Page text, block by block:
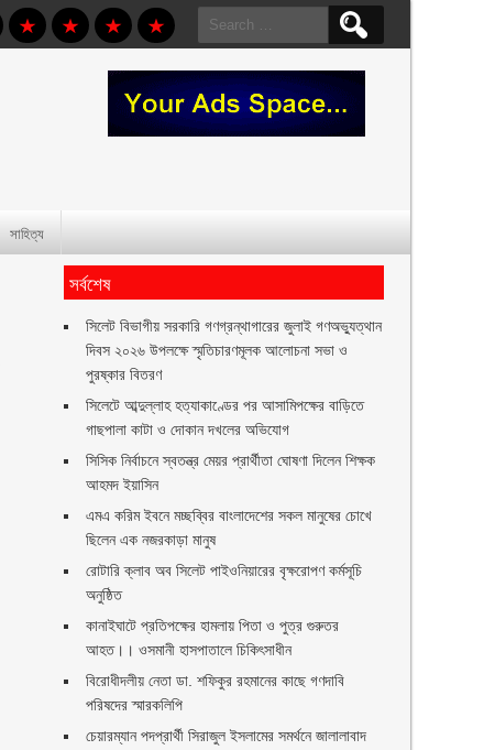
Search
for:
সাহিত্য
সর্বশেষ
সিলেট বিভাগীয় সরকারি গণগ্রন্থাগারের জুলাই গণঅভ্যুত্থান
দিবস ২০২৬ উপলক্ষে স্মৃতিচারণমূলক আলোচনা সভা ও
পুরষ্কার বিতরণ ‎ ‎
সিলেটে আব্দুল্লাহ হত্যাকাণ্ডের পর আসামিপক্ষের বাড়িতে
গাছপালা কাটা ও দোকান দখলের অভিযোগ
সিসিক নির্বাচনে স্বতন্ত্র মেয়র প্রার্থীতা ঘোষণা দিলেন শিক্ষক
আহমদ ইয়াসিন
এমএ করিম ইবনে মচ্ছব্বির বাংলাদেশের সকল মানুষের চোখে
ছিলেন এক নজরকাড়া মানুষ ‎
রোটারি ক্লাব অব সিলেট পাইওনিয়ারের বৃক্ষরোপণ কর্মসূচি
অনুষ্ঠিত
কানাইঘাটে প্রতিপক্ষের হামলায় পিতা ও পুত্র গুরুতর
আহত।। ওসমানী হাসপাতালে চিকিৎসাধীন
বিরোধীদলীয় নেতা ডা. শফিকুর রহমানের কাছে গণদাবি
পরিষদের স্মারকলিপি ‎
চেয়ারম্যান পদপ্রার্থী সিরাজুল ইসলামের সমর্থনে জালালাবাদ